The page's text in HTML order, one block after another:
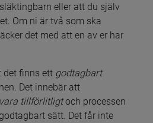
eller att du själv
Om ni är två som ska
det med att en av er har
det finns ett godtagbart
tillförlitligt och processen
sätt. Det får inte